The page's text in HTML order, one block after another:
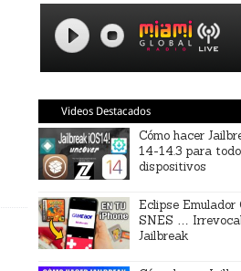
Videos Destacados
Cómo hacer
14-14.3 para
dispositivos
Eclipse Emulador
SNES …
Jailbreak